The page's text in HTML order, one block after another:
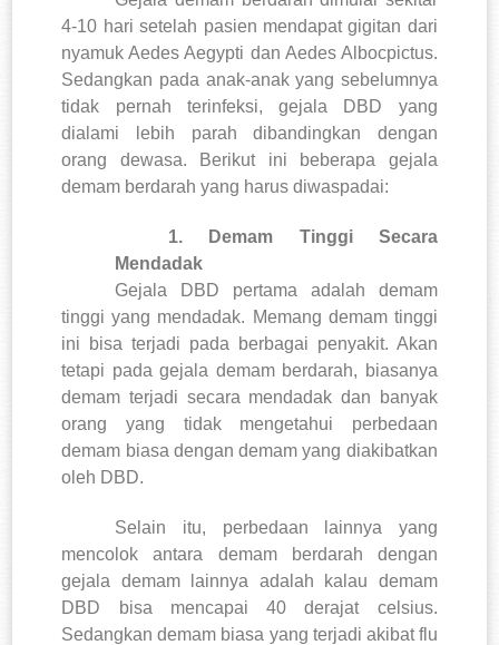
4-10 hari setelah pasien mendapat gigitan dari
nyamuk Aedes Aegypti dan Aedes Albocpictus.
Sedangkan pada anak-anak yang sebelumnya
tidak pernah terinfeksi, gejala DBD yang
dialami lebih parah dibandingkan dengan
orang dewasa. Berikut ini beberapa gejala
demam berdarah yang harus diwaspadai:
1.
Demam Tinggi Secara
Mendadak
Gejala DBD pertama adalah demam
tinggi yang mendadak. Memang demam tinggi
ini bisa terjadi pada berbagai penyakit. Akan
tetapi pada gejala demam berdarah, biasanya
demam terjadi secara mendadak dan banyak
orang yang tidak mengetahui perbedaan
demam biasa dengan demam yang diakibatkan
oleh DBD.
Selain itu, perbedaan lainnya yang
mencolok antara demam berdarah dengan
gejala demam lainnya adalah kalau demam
DBD bisa mencapai 40 derajat celsius.
Sedangkan demam biasa yang terjadi akibat flu